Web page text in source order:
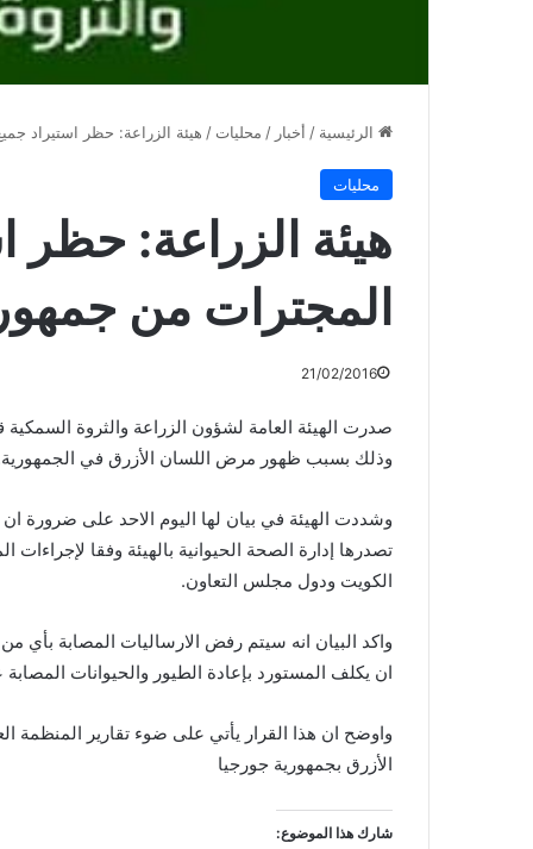
الرئيسية / أخبار / محليات / هيئة الزراعة: حظر استيراد
محليات
هيئة الزراعة: حظر
المجترات من
21/02/2016
صدرت الهيئة العامة لشؤون الزراعة والثروة
وذلك بسبب ظهور مرض اللسان الأزرق في
وشددت الهيئة في بيان لها اليوم الاحد على ضرورة
تصدرها إدارة الصحة الحيوانية بالهيئة وفقا
الكويت ودول مجلس التعاون.
واكد البيان انه سيتم رفض الارساليات المصابة بأي
ان يكلف المستورد بإعادة الطيور والحيوانات
واوضح ان هذا القرار يأتي على ضوء تقارير المنظمة
الأزرق بجمهورية جورجيا
شارك هذا الموضوع: